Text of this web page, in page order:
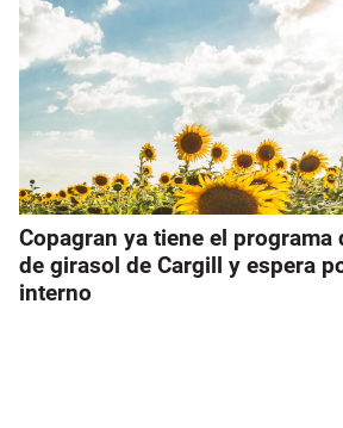
Copagran ya tiene el programa
de girasol de Cargill y espera
interno